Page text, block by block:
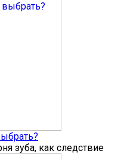
зуба, как следствие